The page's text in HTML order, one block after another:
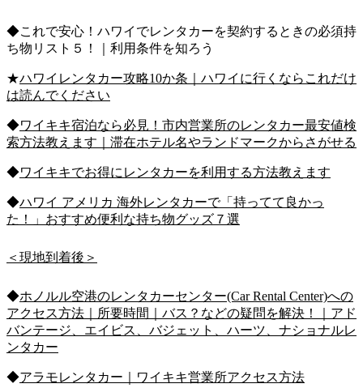
◆これで安心！ハワイでレンタカーを契約するときの必須持
ち物リスト５！｜利用条件を知ろう
★ハワイレンタカー攻略10か条｜ハワイに行くならこれだけ
は読んでください
◆ワイキキ宿泊なら必見！市内営業所のレンタカー最安値検
索方法教えます｜滞在ホテル名やランドマークからさがせる
◆ワイキキでお得にレンタカーを利用する方法教えます
◆ハワイ アメリカ 海外レンタカーで「持ってて良かっ
た！」おすすめ便利な持ち物グッズ７選
＜現地到着後＞
◆ホノルル空港のレンタカーセンター(Car Rental Center)への
アクセス方法｜所要時間｜バス？などの疑問を解決！｜アド
バンテージ、エイビス、バジェット、ハーツ、ナショナルレ
ンタカー
◆アラモレンタカー｜ワイキキ営業所アクセス方法